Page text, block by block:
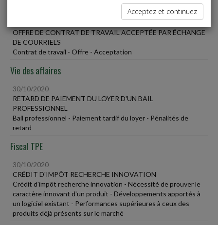
OFFRE DE CONTRAT DE TRAVAIL ACCEPTÉE PAR ÉCHANGE
DE COURRIELS
Contrat de travail - Offre - Acceptation
Vie des affaires
30/10/2020
RETARD DE PAIEMENT DU LOYER D'UN BAIL
PROFESSIONNEL
Bail professionnel - Paiement tardif du loyer - Pénalités de
retard
Fiscal TPE
30/10/2020
CRÉDIT D'IMPÔT RECHERCHE INNOVATION
Crédit d'impôt recherche innovation - Nécessité de prouver le
caractère innovant d'un produit - Développements apportés à
un logiciel existant - Performances supérieures à ceux des
produits déjà présents sur le marché
Acceptez et continuez